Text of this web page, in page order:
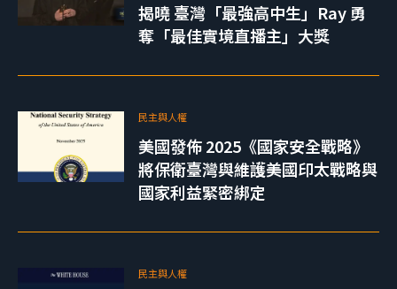
揭曉 臺灣「最強高中生」Ray 勇
奪「最佳實境直播主」大獎
民主與人權
美國發佈 2025《國家安全戰略》
將保衛臺灣與維護美國印太戰略與
國家利益緊密綁定
民主與人權